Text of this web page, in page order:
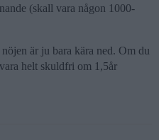
(skall vara någon 1000-
är ju bara kära ned. Om du
helt skuldfri om 1,5år